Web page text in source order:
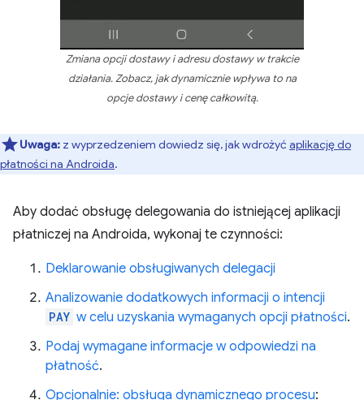
Zmiana opcji dostawy i adresu dostawy w trakcie
działania. Zobacz, jak dynamicznie wpływa to na
opcje dostawy i cenę całkowitą.
Uwaga: z wyprzedzeniem dowiedz się, jak wdrożyć aplikację do
płatności na Androida.
Aby dodać obsługę delegowania do istniejącej aplikacji
płatniczej na Androida, wykonaj te czynności:
Deklarowanie obsługiwanych delegacji
Analizowanie dodatkowych informacji o intencji
PAY w celu uzyskania wymaganych opcji płatności.
Podaj wymagane informacje w odpowiedzi na
płatność.
Opcjonalnie: obsługa dynamicznego procesu: